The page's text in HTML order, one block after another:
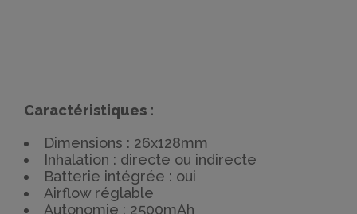
Caractéristiques :
Dimensions : 26x128mm
Inhalation : directe ou indirecte
Batterie intégrée : oui
Airflow réglable
Autonomie : 2500mAh